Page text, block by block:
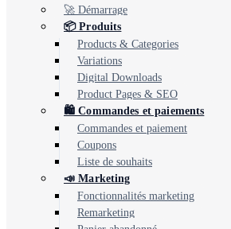
🚀 Démarrage
📦 Produits
Products & Categories
Variations
Digital Downloads
Product Pages & SEO
🛍️ Commandes et paiements
Commandes et paiement
Coupons
Liste de souhaits
📣 Marketing
Fonctionnalités marketing
Remarketing